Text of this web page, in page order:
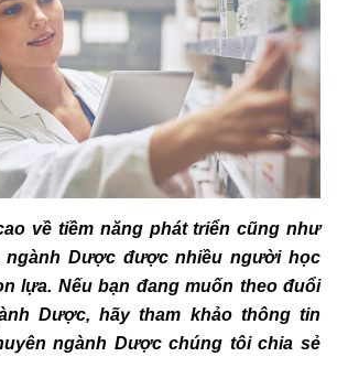
về tiềm năng phát triển cũng như
ngành Dược được nhiều người học
lựa. Nếu bạn đang muốn theo đuổi
Dược, hãy tham khảo thông tin
ngành Dược chúng tôi chia sẻ